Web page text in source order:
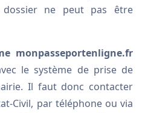
ne peut pas être
monpasseportenligne.fr
le système de prise de
Il faut donc contacter
Civil, par téléphone ou via